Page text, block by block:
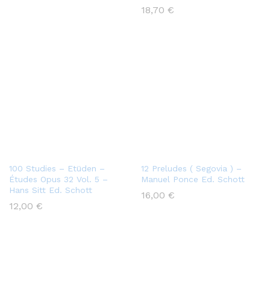
18,70 €
100 Studies – Etüden –
Études Opus 32 Vol. 5 –
Hans Sitt Ed. Schott
12,00 €
12 Preludes ( Segovia ) –
Manuel Ponce Ed. Schott
16,00 €